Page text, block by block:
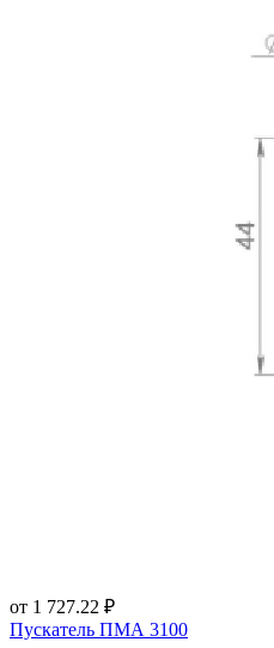
от 1 727.22 ₽
Пускатель ПМА 3100